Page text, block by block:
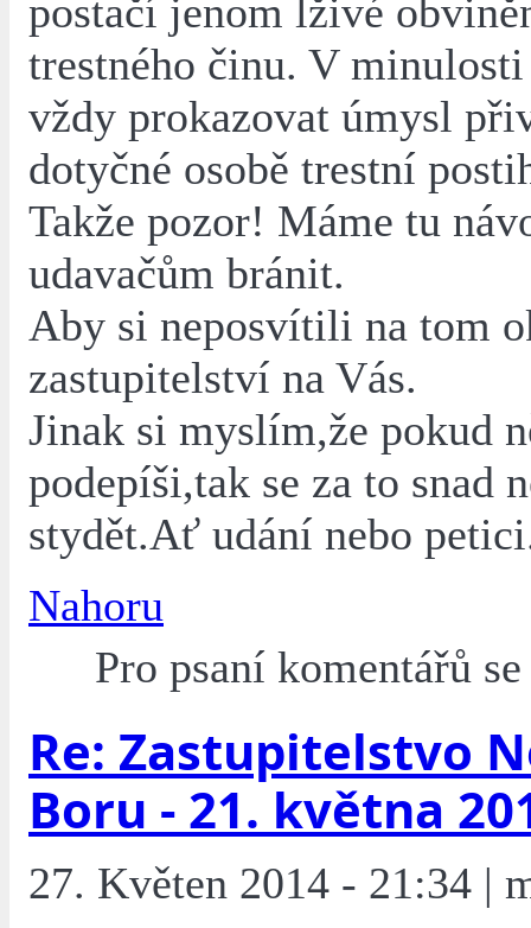
postačí jenom lživé
trestného činu. V
vždy prokazovat úmysl
dotyčné osobě trestní
Takže pozor! Máme tu
udavačům bránit.
Aby si neposvítili na tom
zastupitelství na Vás.
Jinak si myslím,že pokud
podepíši,tak se za to snad
stydět.Ať udání nebo
Nahoru
Pro psaní komentářů
Re: Zastupitelstvo
Boru - 21. května
27. Květen 2014 - 21:34 |